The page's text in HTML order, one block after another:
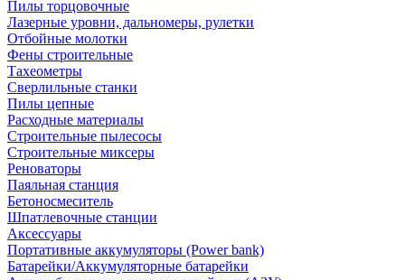
Пилы торцовочные
Лазерные уровни, дальномеры, рулетки
Отбойные молотки
Фены строительные
Тахеометры
Сверлильные станки
Пилы цепные
Расходные материалы
Строительные пылесосы
Строительные миксеры
Реноваторы
Паяльная станция
Бетоносмеситель
Шпатлевочные станции
Аксессуары
Портативные аккумуляторы (Power bank)
Батарейки/Аккумуляторные батарейки